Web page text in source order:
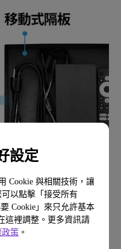
設定
Cookie 與相關技術，讓
以點擊「接受所有
Cookie」來只允許基本
這裡調整。更多資訊請
政策 。
2